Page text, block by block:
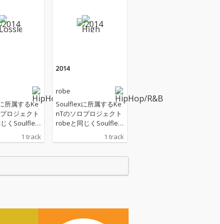
所属するKe
ロジェクト
くSoulflex
であるMa-N
2014」をリ
となってい
1 track
2014
robe
Soulflexに所属するKe
nTのソロプロジェクト
robeと同じくSoulflex
のメンバーであるMa-N
uが新曲「2014」をリ
のトラックとなってい
る。 重たくグルーヴィ
1 track